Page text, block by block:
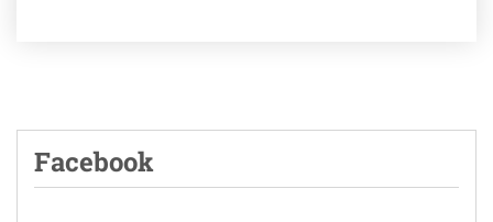
Facebook